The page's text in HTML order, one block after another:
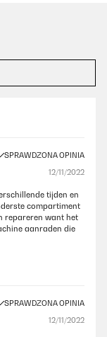
SPRAWDZONA OPINIA
12/11/2022
tijden en
compartiment
repareren want het
aanraden die
SPRAWDZONA OPINIA
12/11/2022